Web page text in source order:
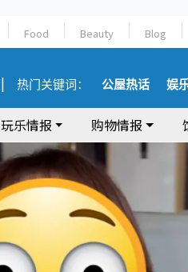
Food Beauty Blog
热门关键词： 公屋热话 娱
玩乐情报 购物情报